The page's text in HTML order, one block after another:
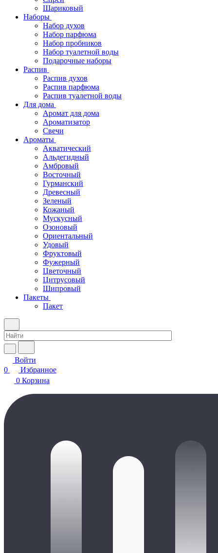
Шариковый
Наборы
Набор духов
Набор парфюма
Набор пробников
Набор туалетной воды
Подарочные наборы
Распив
Распив духов
Распив парфюма
Распив туалетной воды
Для дома
Аромат для дома
Ароматизатор
Свечи
Ароматы
Акватический
Альдегидный
Амбровый
Восточный
Гурманский
Древесный
Зеленый
Кожаный
Мускусный
Озоновый
Ориентальный
Удовый
Фруктовый
Фужерный
Цветочный
Цитрусовый
Шипровый
Пакеты
Пакет
Войти
0
Избранное
0 Корзина